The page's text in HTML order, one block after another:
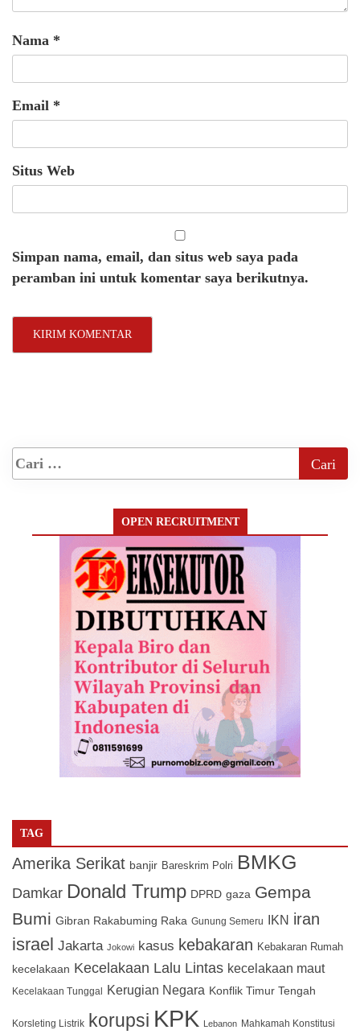
Nama *
Email *
Situs Web
Simpan nama, email, dan situs web saya pada
peramban ini untuk komentar saya berikutnya.
OPEN RECRUITMENT
TAG
Amerika Serikat banjir Bareskrim Polri BMKG
Damkar Donald Trump DPRD gaza Gempa
Bumi Gibran Rakabuming Raka Gunung Semeru IKN iran
israel Jakarta Jokowi kasus kebakaran Kebakaran Rumah
kecelakaan Kecelakaan Lalu Lintas kecelakaan maut
Kecelakaan Tunggal Kerugian Negara Konflik Timur Tengah
Korsleting Listrik korupsi KPK Lebanon Mahkamah Konstitusi